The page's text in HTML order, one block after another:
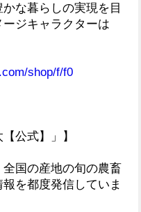
な暮らしの実現を目
ジキャラクターは
shop/f/f0
公式】」】
国の産地の旬の農畜
を都度発信していま